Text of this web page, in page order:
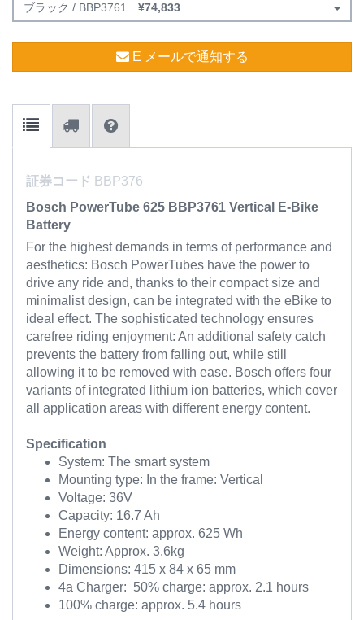
ブラック / BBP3761 ¥74,833
E メールで通知する
証券コード BBP376
Bosch PowerTube 625 BBP3761 Vertical E-Bike
Battery
For the highest demands in terms of performance and
aesthetics: Bosch PowerTubes have the power to
drive any ride and, thanks to their compact size and
minimalist design, can be integrated with the eBike to
ideal effect. The sophisticated technology ensures
carefree riding enjoyment: An additional safety catch
prevents the battery from falling out, while still
allowing it to be removed with ease. Bosch offers four
variants of integrated lithium ion batteries, which cover
all application areas with different energy content.
Specification
System: The smart system
Mounting type: In the frame: Vertical
Voltage: 36V
Capacity: 16.7 Ah
Energy content: approx. 625 Wh
Weight: Approx. 3.6kg
Dimensions: 415 x 84 x 65 mm
4a Charger: 50% charge: approx. 2.1 hours
100% charge: approx. 5.4 hours